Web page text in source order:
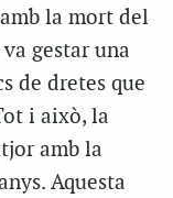
la mort del
gestar una
de dretes que
i això, la
amb la
Aquesta